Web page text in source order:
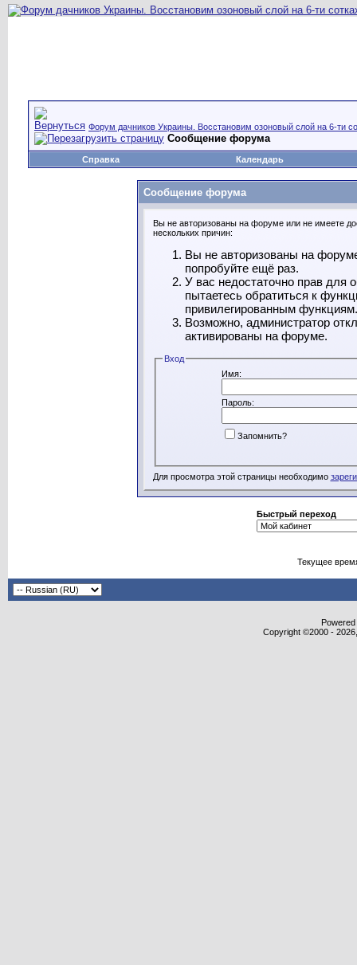
Форум дачников Украины. Восстановим озоновый слой на 6-ти
Сообщение форума
Справка Календарь
Сообщение форума
Вы не авторизованы на форуме или не имеете
нескольких причин:
Вы не авторизованы на
попробуйте ещё раз.
У вас недостаточно прав для
пытаетесь обратиться к
привилегированным функциям.
Возможно, администратор
активированы на форуме.
Вход
Имя:
Пароль:
Запомнить?
Для просмотра этой страницы необходимо
Быстрый переход
Текущее
Copyright ©2000 -